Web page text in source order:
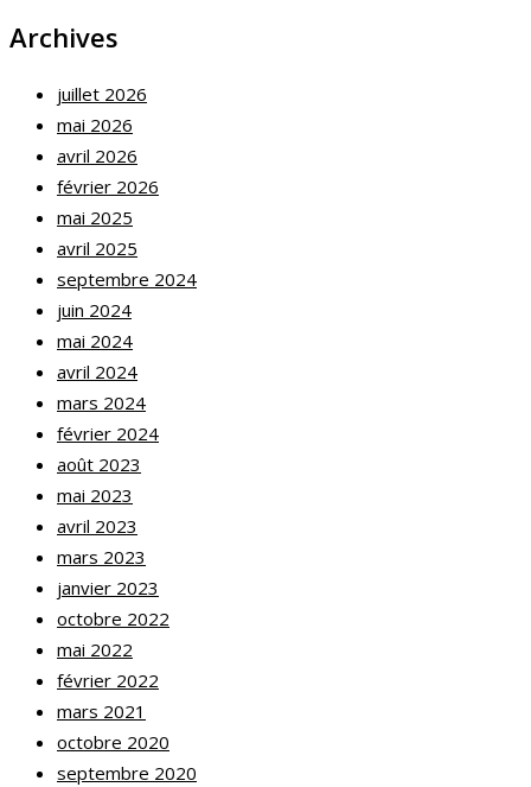
Archives
juillet 2026
mai 2026
avril 2026
février 2026
mai 2025
avril 2025
septembre 2024
juin 2024
mai 2024
avril 2024
mars 2024
février 2024
août 2023
mai 2023
avril 2023
mars 2023
janvier 2023
octobre 2022
mai 2022
février 2022
mars 2021
octobre 2020
septembre 2020